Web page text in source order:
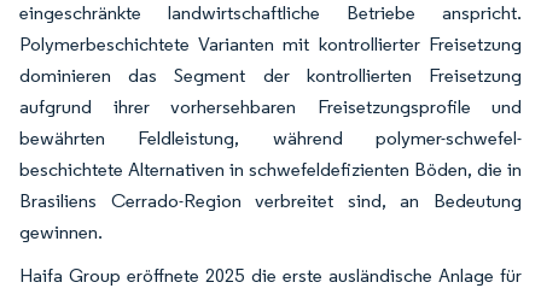
eingeschränkte landwirtschaftliche Betriebe anspricht.
Polymerbeschichtete Varianten mit kontrollierter Freisetzung
dominieren das Segment der kontrollierten Freisetzung
aufgrund ihrer vorhersehbaren Freisetzungsprofile und
bewährten Feldleistung, während polymer-schwefel-
beschichtete Alternativen in schwefeldefizienten Böden, die in
Brasiliens Cerrado-Region verbreitet sind, an Bedeutung
gewinnen.
Haifa Group eröffnete 2025 die erste ausländische Anlage für